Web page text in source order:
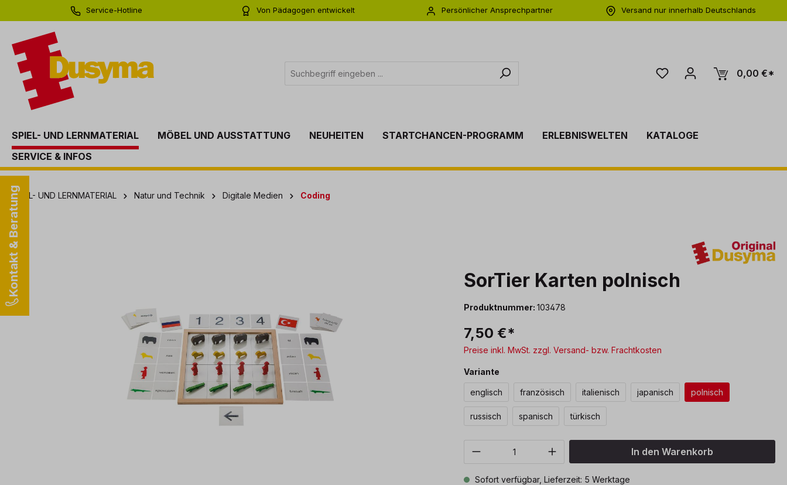
Zur Hauptnavigation springen
Service-Hotline
Von Pädagogen entwickelt
Persönlicher Ansprechpartner
Versand nur innerhalb Deutschlands
0,00 €*
SPIEL- UND LERNMATERIAL MÖBEL UND AUSSTATTUNG NEUHEITEN STARTCHANCEN-PROGRAMM ERLEBNISWELTEN
KATALOGE
SERVICE & INFOS
Kontakt & Beratung
SPIEL- UND LERNMATERIAL Natur und Technik Digitale Medien Coding
Bildergalerie überspringen
SorTier Karten polnisch
Produktnummer:103478
7,50 €*
Preise inkl. MwSt. zzgl. Versand- bzw. Frachtkosten
Variante
englisch französisch italienisch japanisch polnisch
russisch spanisch türkisch
Produkt Anzahl: Gib den gewünschten Wert
In den Warenkorb
Sofort verfügbar, Lieferzeit: 5 Werktage